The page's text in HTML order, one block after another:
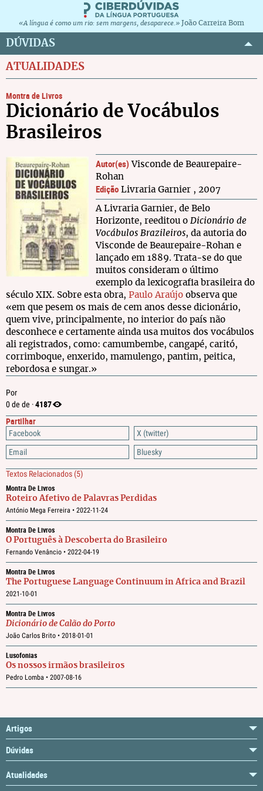
«A língua é como um rio: sem margens, desaparece.» João Carreira Bom
DÚVIDAS
ATUALIDADES
Por
0 de de ·4187
Partilhar
Facebook
X (twitter)
Email
Bluesky
Textos Relacionados (5)
Montra De Livros
Roteiro Afetivo de Palavras Perdidas
António Mega Ferreira • 2022-11-24
Montra De Livros
O Português à Descoberta do Brasileiro
Fernando Venâncio • 2022-04-19
Montra De Livros
The Portuguese Language Continuum in Africa and Brazil
2021-10-01
Montra De Livros
Dicionário de Calão do Porto
João Carlos Brito • 2018-01-01
Lusofonias
Os nossos irmãos brasileiros
Pedro Lomba • 2007-08-16
Montra de Livros
Dicionário de Vocábulos
Brasileiros
Autor(es) Visconde de Beaurepaire-
Rohan
Edição Livraria Garnier , 2007
A Livraria Garnier, de Belo
Horizonte, reeditou o Dicionário de
Vocábulos Brazileiros, da autoria do
Visconde de Beaurepaire-Rohan e
lançado em 1889. Trata-se do que
muitos consideram o último
exemplo da lexicografia brasileira do
século XIX. Sobre esta obra, Paulo Araújo observa que
«em que pesem os mais de cem anos desse dicionário,
quem vive, principalmente, no interior do país não
desconhece e certamente ainda usa muitos dos vocábulos
ali registrados, como: camumbembe, cangapé, caritó,
corrimboque, enxerido, mamulengo, pantim, peitica,
rebordosa e sungar.»
Artigos
Dúvidas
Atualidades